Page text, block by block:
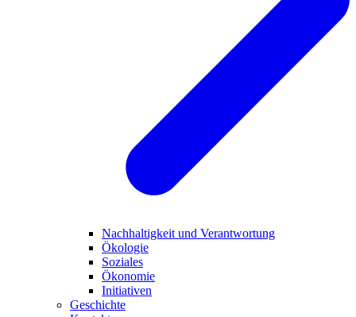
Nachhaltigkeit und Verantwortung
Ökologie
Soziales
Ökonomie
Initiativen
Geschichte